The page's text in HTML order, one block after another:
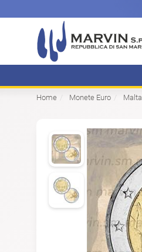
Home Monete Euro Malta